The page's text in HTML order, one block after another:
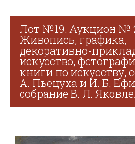
Лот №19. Аукцион №
Живопись, графика,
декоративно-
искусство,
книги по искусству,
А. Пьецуха и И. Б.
собрание В. Л.